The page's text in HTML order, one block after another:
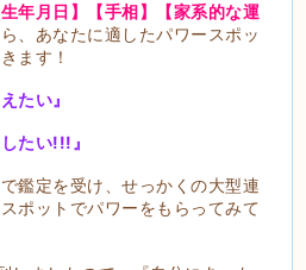
生年月日】【手相】【家系的な運
、あなたに適したパワースポッ
ます！
たい』
たい!!!』
鑑定を受け、せっかくの大型連
ポットでパワーをもらってみて